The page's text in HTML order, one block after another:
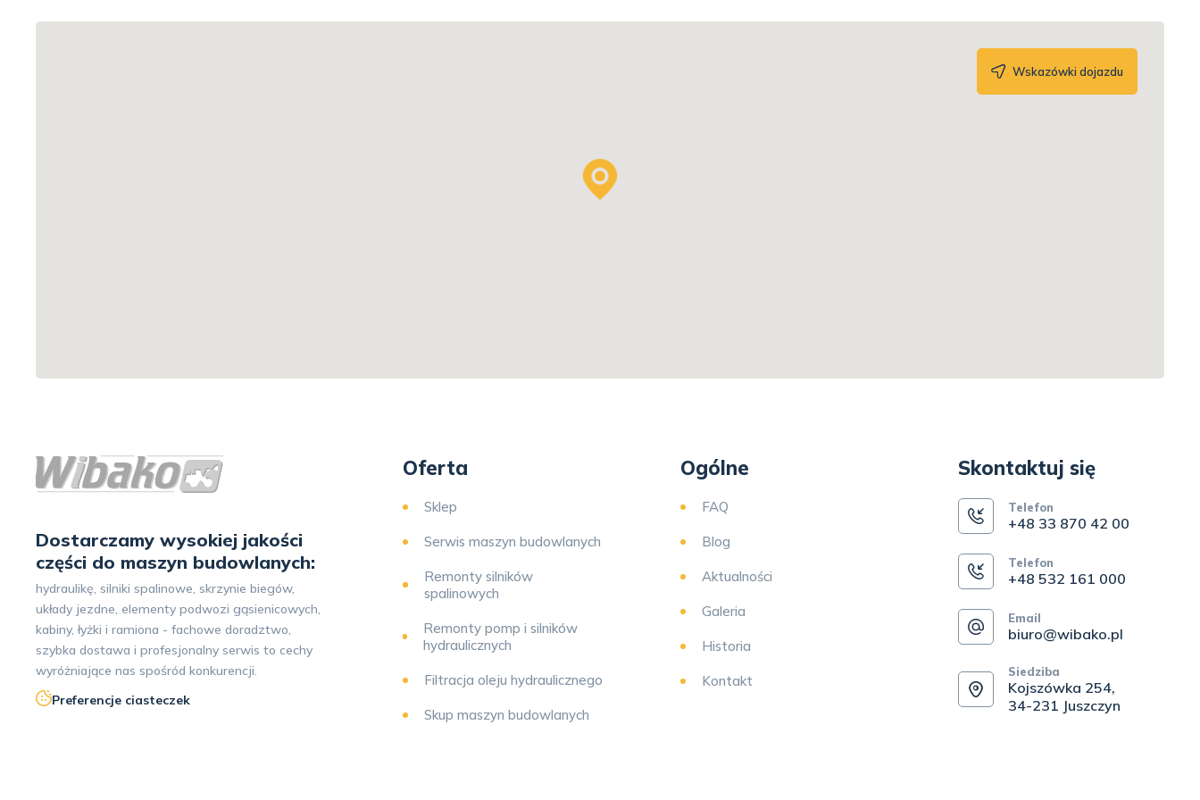
Wskazówki dojazdu
Dostarczamy wysokiej jakości
części do maszyn budowlanych:
hydraulikę, silniki spalinowe, skrzynie biegów,
układy jezdne, elementy podwozi gąsienicowych,
kabiny, łyżki i ramiona - fachowe doradztwo,
szybka dostawa i profesjonalny serwis to cechy
wyróżniające nas spośród konkurencji.
Preferencje ciasteczek
Oferta
Sklep
Serwis maszyn budowlanych
Remonty silników
spalinowych
Remonty pomp i silników
hydraulicznych
Filtracja oleju hydraulicznego
Skup maszyn budowlanych
Ogólne
FAQ
Blog
Aktualności
Galeria
Historia
Kontakt
Skontaktuj się
Telefon
+48 33 870 42 00
Telefon
+48 532 161 000
Email
biuro@wibako.pl
Siedziba
Kojszówka 254,
34-231 Juszczyn